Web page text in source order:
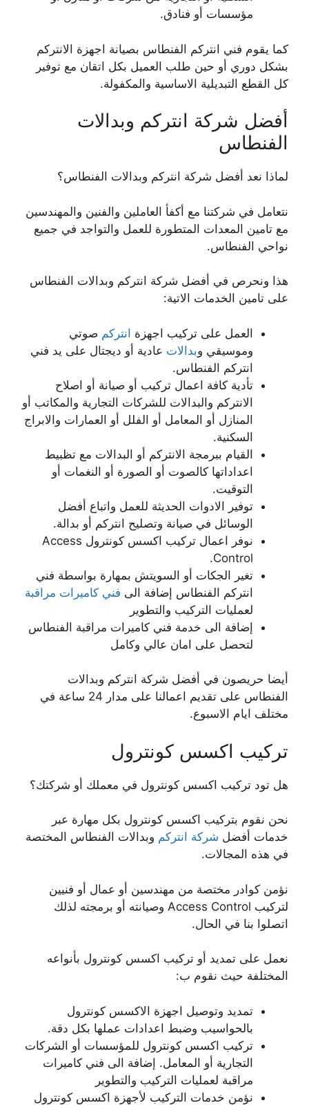
مؤسسات أو فنادق.
كما يقوم فني انتركم الفنطاس بصيانة اجهزة الانتركم
بشكل دوري أو حين طلب العميل بكل اتقان مع توفير
كل القطع التبديلية الاساسية والمكفولة.
أفضل شركة انتركم وبدالات
الفنطاس
لماذا نعد أفضل شركة انتركم وبدالات الفنطاس؟
نتعامل في شركتنا مع أكفأ العاملين والفنين والمهندسين
مع تامين المعدات المتطورة للعمل والتواجد في جميع
نواحي الفنطاس.
هذا ونحرص في أفضل شركة انتركم وبدالات الفنطاس
على تامين الخدمات الاتية:
العمل على تركيب اجهزة انتركم صوتي
وموسيقي وبدالات عادية أو ديجتال على يد فني
انتركم الفنطاس.
تأدية كافة اعمال تركيب أو صيانة أو اصلاح
الانتركم والبدالات للشركات التجارية والمكاتب أو
المنازل أو المعامل أو الفلل أو العمارات والابراج
السكنية.
القيام ببرمجة الانتركم أو البدالات مع تظبيط
اعداداتها كالصوت أو الصورة أو النغمات أو
التوقيت.
توفير الادوات الحديثة للعمل واتباع أفضل
الوسائل في صيانة وتصليح انتركم أو بدالة.
نوفر اعمال تركيب اكسس كونترول Access
Control.
تغير الجكات أو السويتش بمهارة بواسطة فني
انتركم الفنطاس إضافة الى فني كاميرات مراقبة
لعمليات التركيب والتطوير
إضافة الى خدمة فني كاميرات مراقبة الفنطاس
لتحصل على امان عالي وكامل
أيضا حريصون في أفضل شركة انتركم وبدالات
الفنطاس على تقديم اعمالنا على مدار 24 ساعة في
مختلف ايام الاسبوع.
تركيب اكسس كونترول
هل تود تركيب اكسس كونترول في معملك أو شركتك؟
نحن نقوم بتركيب اكسس كونترول بكل مهارة عبر
خدمات أفضل شركة انتركم وبدالات الفنطاس المختصة
في هذه المجالات.
نؤمن كوادر مختصة من مهندسين أو عمال أو فنيين
لتركيب Access Control وصيانته أو برمجته لذلك
اتصلوا بنا في الحال.
نعمل على تمديد أو تركيب اكسس كونترول بأنواعه
المختلفة حيث نقوم ب:
تمديد وتوصيل اجهزة الاكسس كونترول
بالحواسيب وضبط اعدادات عملها بكل دقة.
تركيب اكسس كونترول للمؤسسات أو الشركات
التجارية أو المعامل. إضافة الى فني كاميرات
مراقبة لعمليات التركيب والتطوير
نؤمن خدمات التركيب لأجهزة اكسس كونترول